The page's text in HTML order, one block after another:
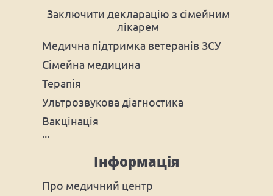
Заключити декларацію з сімейним
лікарем
Медична підтримка ветеранів ЗСУ
Сімейна медицина
Терапія
Ультрозвукова діагностика
Вакцінація
Інформація
Про медичний центр